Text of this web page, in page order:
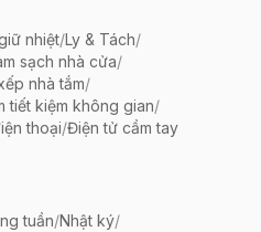
nhiệt/Ly & Tách/
sạch nhà cửa/
nhà tắm/
tiết kiệm không gian/
thoại/Điện tử cầm tay
tuần/Nhật ký/